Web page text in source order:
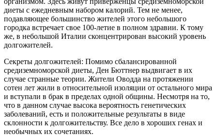
диеты с ежедневным набором калорий. Тем не менее,
подавляющее большинство жителей этого небольшого
городка встречает свое 100-летие в полном здравии. К тому
же, в небольшой Италии сконцентрирован высокий уровень
долгожителей.
Секреты долгожителей: Помимо сбалансированной
средиземноморской диеты, Ден Бюттнер выдвигает в их
случае странные теории. Жители Оводда на протяжении
сотен лет жили в относительной изоляции от остального мира
и вступали в брак в пределах одной общины. Несмотря на то,
что в данном случае высока вероятность генетических
заболеваний, есть и положительные результаты в виде
склонности к долгожительству. Все дело в хороших генах и
необычных их сочетаниях.